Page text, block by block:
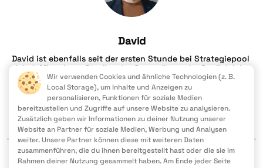
Wir verwenden Cookies und ähnliche Technologien (z. B.
Local Storage), um Inhalte und Anzeigen zu
personalisieren, Funktionen für soziale Medien
bereitzustellen und Zugriffe auf unsere Website zu analysieren.
Zusätzlich geben wir Informationen zu deiner Nutzung unserer
Website an Partner für soziale Medien, Werbung und Analysen
weiter. Unsere Partner können diese mit weiteren Daten
zusammenführen, die du ihnen bereitgestellt hast oder die sie im
Rahmen deiner Nutzung gesammelt haben. Am Ende jeder Seite
David
David ist ebenfalls seit der ersten Stunde bei Strategiepool
dabei. Mit seinem Studium im Journalismus im Gepäck lebt
und arbeitet er heute in den USA als leidenschaftlicher
Content-Creator. David bringt frischen Wind in unsere Blog-
Posts. Seine Kreativität und präzise Wortwahl sorgen dafür,
dass unsere Botschaften immer genau dort ankommen, wo
sie sollen – mitten ins Herz!